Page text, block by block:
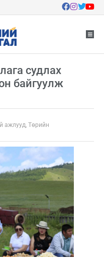
судлах
байгуулж
ажлууд, Төрийн